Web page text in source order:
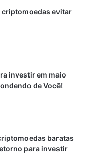
criptomoedas evitar
investir em maio
de Você!
baratas
para investir